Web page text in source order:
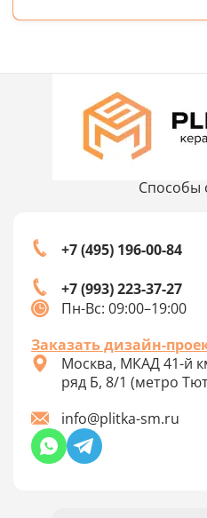
Способы
+7 (495) 196-00-84
+7 (993) 223-37-27
Пн-Вс: 09:00–19:00
Заказать дизайн-
Москва, МКАД 41-й
ряд Б, 8/1 (метро
info@plitka-sm.ru